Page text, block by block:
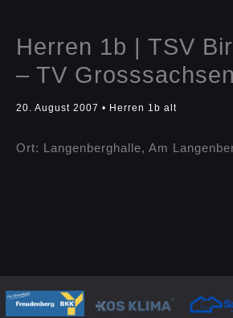
Herren 1b | TSV
– TV
20. August 2007 • Herren 1b alt
Ort: Langenberghalle, Am